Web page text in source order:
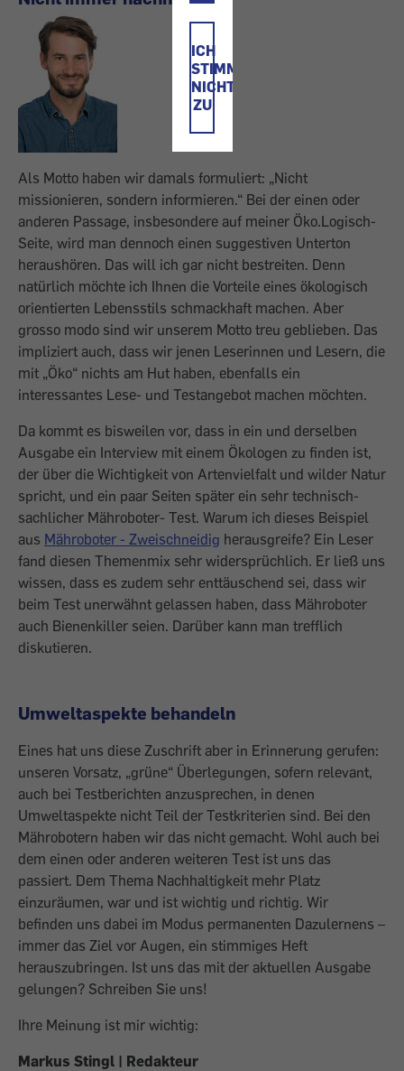
ICH
STIMME
NICHT
ZU
Als Motto haben wir damals formuliert: „Nicht
missionieren, sondern informieren.“ Bei der einen oder
anderen Passage, insbesondere auf meiner Öko.Logisch-
Seite, wird man dennoch einen suggestiven Unterton
heraushören. Das will ich gar nicht bestreiten. Denn
natürlich möchte ich Ihnen die Vorteile eines ökologisch
orientierten Lebensstils schmackhaft machen. Aber
grosso modo sind wir unserem Motto treu geblieben. Das
impliziert auch, dass wir jenen Leserinnen und Lesern, die
mit „Öko“ nichts am Hut haben, ebenfalls ein
interessantes Lese- und Testangebot machen möchten.
Da kommt es bisweilen vor, dass in ein und derselben
Ausgabe ein Interview mit einem Ökologen zu finden ist,
der über die Wichtigkeit von Artenvielfalt und wilder Natur
spricht, und ein paar Seiten später ein sehr technisch-
sachlicher Mähroboter- Test. Warum ich dieses Beispiel
aus Mähroboter - Zweischneidig herausgreife? Ein Leser
fand diesen Themenmix sehr widersprüchlich. Er ließ uns
wissen, dass es zudem sehr enttäuschend sei, dass wir
beim Test unerwähnt gelassen haben, dass Mähroboter
auch Bienenkiller seien. Darüber kann man trefflich
diskutieren.
Umweltaspekte behandeln
Eines hat uns diese Zuschrift aber in Erinnerung gerufen:
unseren Vorsatz, „grüne“ Überlegungen, sofern relevant,
auch bei Testberichten anzusprechen, in denen
Umweltaspekte nicht Teil der Testkriterien sind. Bei den
Mährobotern haben wir das nicht gemacht. Wohl auch bei
dem einen oder anderen weiteren Test ist uns das
passiert. Dem Thema Nachhaltigkeit mehr Platz
einzuräumen, war und ist wichtig und richtig. Wir
befinden uns dabei im Modus permanenten Dazulernens –
immer das Ziel vor Augen, ein stimmiges Heft
herauszubringen. Ist uns das mit der aktuellen Ausgabe
gelungen? Schreiben Sie uns!
Ihre Meinung ist mir wichtig:
Markus Stingl | Redakteur